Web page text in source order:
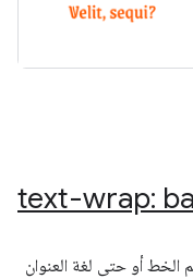
text-wrap:
الخط أو حتى لغة العنوان